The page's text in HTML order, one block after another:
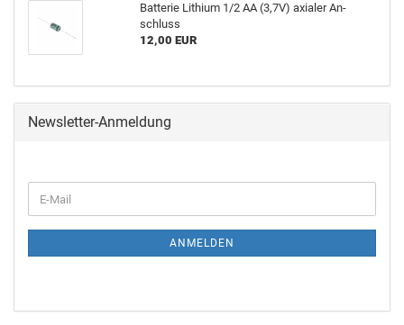
Bat­te­rie Li­thi­um 1/2 AA (3,7V) axia­ler An­
schluss
12,00 EUR
Newsletter-Anmeldung
ANMELDEN